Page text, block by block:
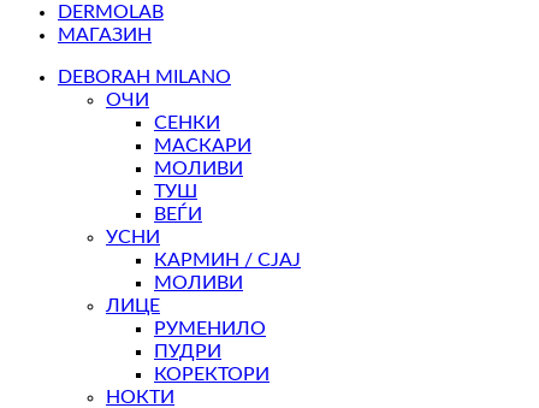
DERMOLAB
МАГАЗИН
DEBORAH MILANO
ОЧИ
СЕНКИ
МАСКАРИ
МОЛИВИ
ТУШ
ВЕЃИ
УСНИ
КАРМИН / СЈАЈ
МОЛИВИ
ЛИЦЕ
РУМЕНИЛО
ПУДРИ
КОРЕКТОРИ
НОКТИ